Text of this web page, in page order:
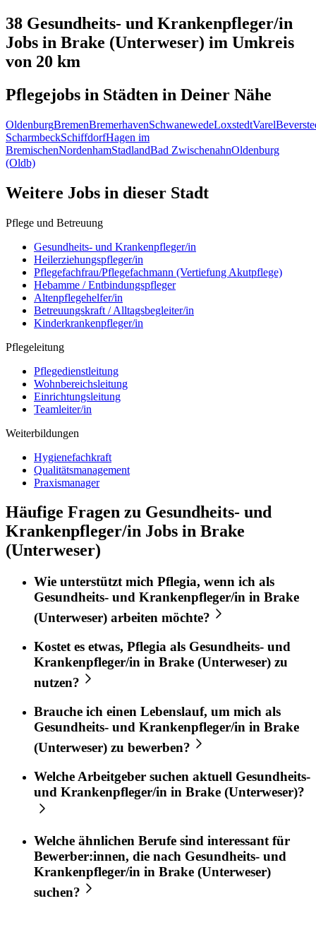
38 Gesundheits- und Krankenpfleger/in
Jobs in Brake (Unterweser) im Umkreis
von 20 km
Pflegejobs in Städten in Deiner Nähe
OldenburgBremenBremerhavenSchwanewedeLoxstedtVarel
ScharmbeckSchiffdorfHagen im
BremischenNordenhamStadlandBad ZwischenahnOldenburg
(Oldb)
Weitere Jobs in dieser Stadt
Pflege und Betreuung
Gesundheits- und Krankenpfleger/in
Heilerziehungspfleger/in
Pflegefachfrau/Pflegefachmann (Vertiefung Akutpflege)
Hebamme / Entbindungspfleger
Altenpflegehelfer/in
Betreuungskraft / Alltagsbegleiter/in
Kinderkrankenpfleger/in
Pflegeleitung
Pflegedienstleitung
Wohnbereichsleitung
Einrichtungsleitung
Teamleiter/in
Weiterbildungen
Hygienefachkraft
Qualitätsmanagement
Praxismanager
Häufige Fragen zu Gesundheits- und
Krankenpfleger/in Jobs in Brake
(Unterweser)
Wie unterstützt mich Pflegia, wenn ich als
Gesundheits- und Krankenpfleger/in in Brake
(Unterweser) arbeiten möchte?
Kostet es etwas, Pflegia als Gesundheits- und
Krankenpfleger/in in Brake (Unterweser) zu
nutzen?
Brauche ich einen Lebenslauf, um mich als
Gesundheits- und Krankenpfleger/in in Brake
(Unterweser) zu bewerben?
Welche Arbeitgeber suchen aktuell Gesundheits-
und Krankenpfleger/in in Brake (Unterweser)?
Welche ähnlichen Berufe sind interessant für
Bewerber:innen, die nach Gesundheits- und
Krankenpfleger/in in Brake (Unterweser)
suchen?